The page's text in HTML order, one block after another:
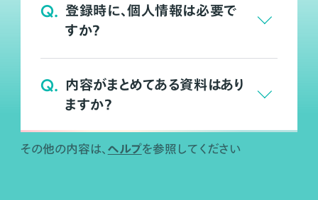
Q. 登録時に、個人情報は必要で
すか？
Q. 内容がまとめてある資料はあり
ますか？
その他の内容は、 ヘルプを参照してください